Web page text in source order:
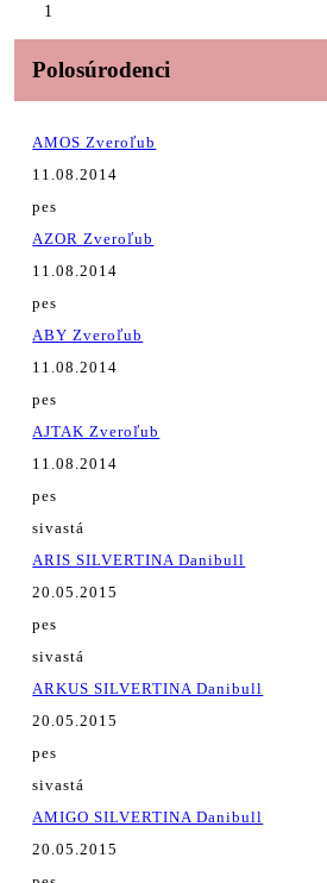
1
Polosúrodenci
AMOS Zveroľub
11.08.2014
pes
AZOR Zveroľub
11.08.2014
pes
ABY Zveroľub
11.08.2014
pes
AJTAK Zveroľub
11.08.2014
pes
sivastá
ARIS SILVERTINA Danibull
20.05.2015
pes
sivastá
ARKUS SILVERTINA Danibull
20.05.2015
pes
sivastá
AMIGO SILVERTINA Danibull
20.05.2015